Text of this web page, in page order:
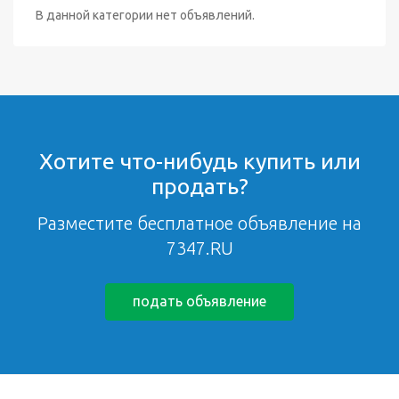
В данной категории нет объявлений.
Хотите что-нибудь купить или
продать?
Разместите бесплатное объявление на
7347.RU
подать объявление